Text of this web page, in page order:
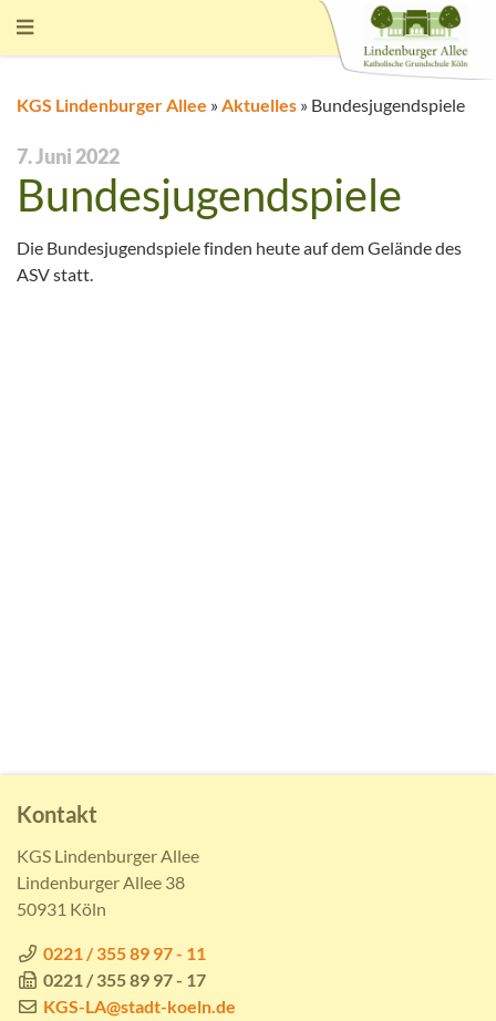
KGS Lindenburger Allee »Aktuelles » Bundesjugendspiele
7. Juni 2022
Bundesjugendspiele
Die Bundesjugendspiele finden heute auf dem Gelände des
ASV statt.
Kontakt
KGS Lindenburger Allee
Lindenburger Allee 38
50931 Köln
0221 / 355 89 97 - 11
0221 / 355 89 97 - 17
KGS-LA@stadt-koeln.de